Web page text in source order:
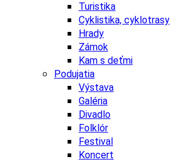
Turistika
Cyklistika, cyklotrasy
Hrady
Zámok
Kam s deťmi
Podujatia
Výstava
Galéria
Divadlo
Folklór
Festival
Koncert